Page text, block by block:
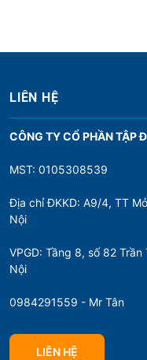
LIÊN HỆ
CÔNG TY CỔ PHẦN TẬP
MST: 0105308539
Địa chỉ ĐKKD: A9/4, TT
Nội
VPGD: Tầng 8, số 82
Nội
0984291559 - Mr Tân
LIÊN HỆ